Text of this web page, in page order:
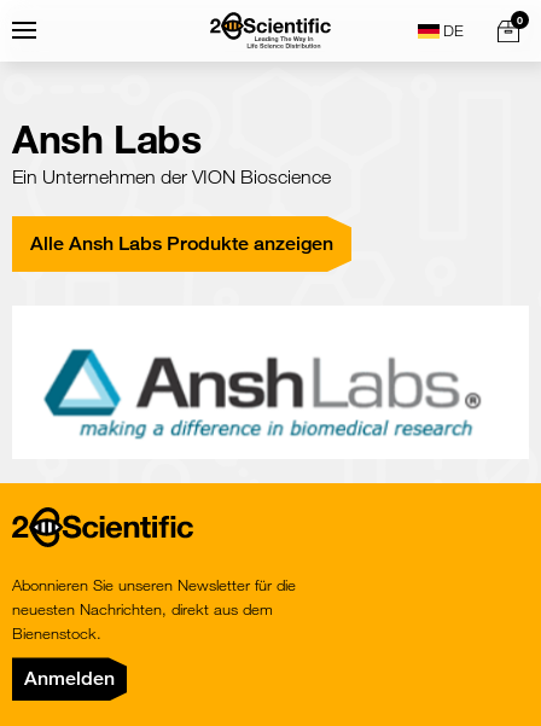
toMenu
Home
0
Ansh Labs
Ein Unternehmen der VION Bioscience
Alle Ansh Labs Produkte anzeigen
Home
Abonnieren Sie unseren Newsletter für die
neuesten Nachrichten, direkt aus dem
Bienenstock.
Anmelden